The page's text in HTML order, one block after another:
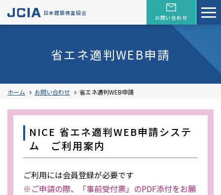
日本建築検査協会
お問い合わせ
省エネ適判WEB申請
ホーム お問い合わせ 省エネ適判WEB申請
NICE 省エネ適判WEB申請システ
ム ご利用案内
ご利用には会員登録が必要です
※ご申請の際、「事前受付票」のPDF添付をお願